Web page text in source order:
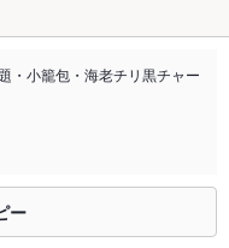
います。正しい情報はお店へお問い
小籠包・海老チリ黒チャー
ー